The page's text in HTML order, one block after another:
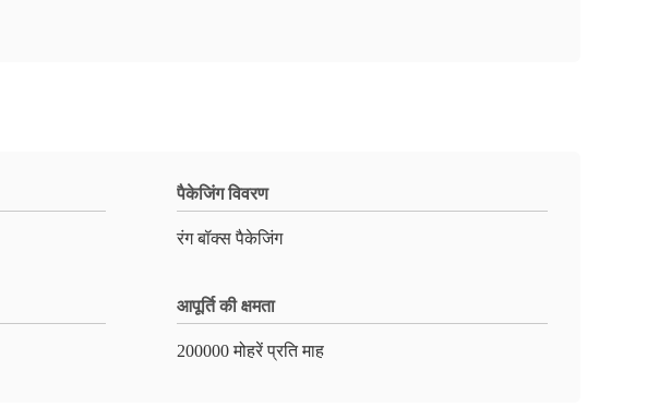
पैकेजिंग विवरण
रंग बॉक्स पैकेजिंग
आपूर्ति की क्षमता
200000 मोहरें प्रति माह